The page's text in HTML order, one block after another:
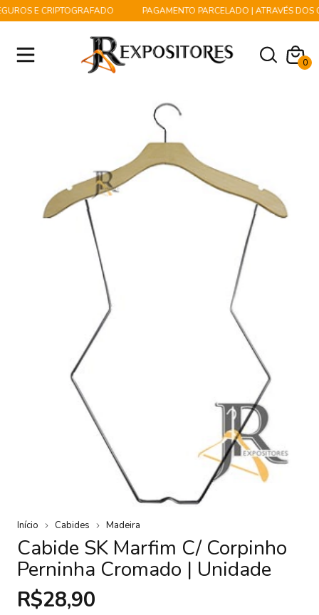
E CRIPTOGRAFADO PAGAMENTO PARCELADO | ATRAVÉS DOS
0
Início Cabides Madeira
Cabide SK Marfim C/ Corpinho
Perninha Cromado | Unidade
R$28,90